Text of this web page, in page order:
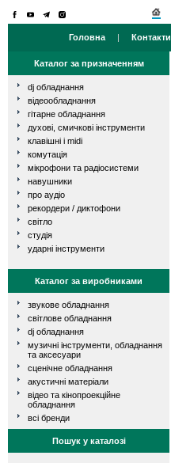
Головна | Контакти
Каталог за призначенням
dj обладнання
відеообладнання
гітарне обладнання
духові, смичкові інструменти
клавішні і midi
комутація
мікрофони та радіосистеми
навушники
про аудіо
рекордери / диктофони
світло
студія
ударні інструменти
Каталог за виробниками
звукове обладнання
світлове обладнання
dj обладнання
музичні інструменти, обладнання
та аксесуари
сценічне обладнання
акустичні матеріали
відео та кінопроекційне
обладнання
всі бренди
Пошук у каталозі